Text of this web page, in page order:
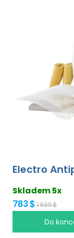
Electro
Skladem 5x
783 $ 1 639 $
Do